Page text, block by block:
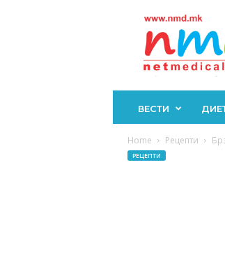
ВЕСТИ
Home Рецепти
РЕЦЕПТИ